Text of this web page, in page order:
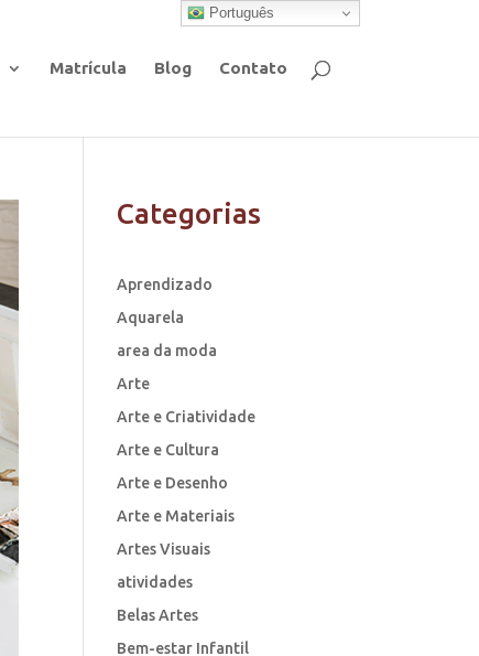
Matrícula Blog Contato
Categorias
Aprendizado
Aquarela
area da moda
Arte
Arte e Criatividade
Arte e Cultura
Arte e Desenho
Arte e Materiais
Artes Visuais
atividades
Belas Artes
Bem-estar Infantil
Português